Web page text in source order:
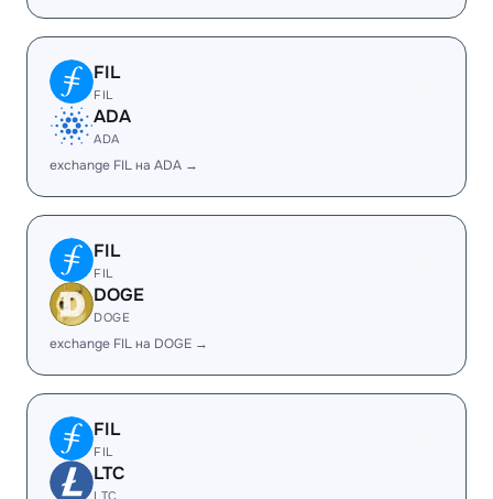
FIL
FIL
ADA
ADA
exchange FIL на ADA →
FIL
FIL
DOGE
DOGE
exchange FIL на DOGE →
FIL
FIL
LTC
LTC